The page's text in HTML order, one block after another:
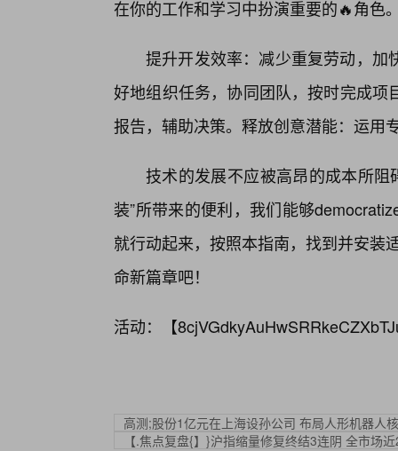
在你的工作和学习中扮演重要的🔥角色
提升开发效率：减少重复劳动，加
好地组织任务，协同团队，按时完成
报告，辅助决策。释放创意潜能：运用
技术的发展不应被高昂的成本所
装”所带来的便利，我们能够
就行动起来，按照本指南，找到并安装
命新篇章吧！
活动：【
高测;股份1亿元在上海设孙公司 布局人形机器人
【.焦点复盘{】}沪指缩量修复终结3连阴 全市场